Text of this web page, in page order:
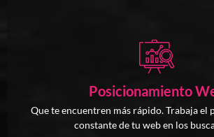
Posicionamiento
Que te encuentren más rápido. Trabaja el
constante de tu web en los